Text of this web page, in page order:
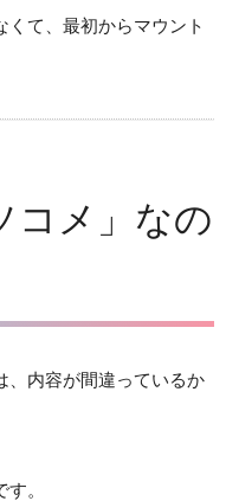
くて、最初からマウント
コメ」なの
、内容が間違っているか
す。